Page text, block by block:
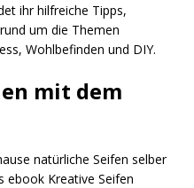
ihr hilfreiche Tipps,
um die Themen
Wohlbefinden und DIY.
mit dem
natürliche Seifen selber
ebook Kreative Seifen